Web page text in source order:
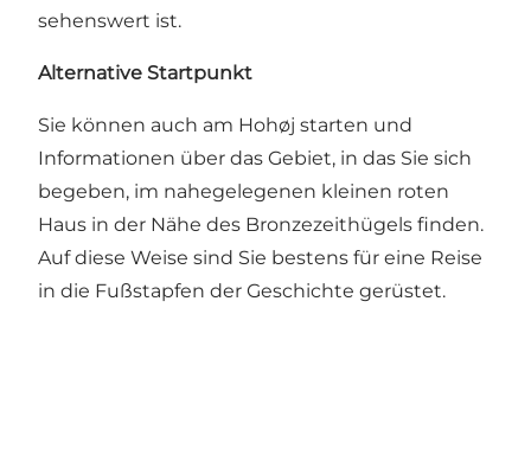
sehenswert ist.
Alternative Startpunkt
Sie können auch am Hohøj starten und
Informationen über das Gebiet, in das Sie sich
begeben, im nahegelegenen kleinen roten
Haus in der Nähe des Bronzezeithügels finden.
Auf diese Weise sind Sie bestens für eine Reise
in die Fußstapfen der Geschichte gerüstet.